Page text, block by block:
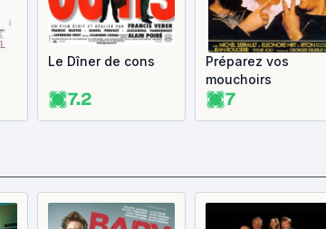
Le Dîner de cons
7.2
Préparez vos
mouchoirs
7